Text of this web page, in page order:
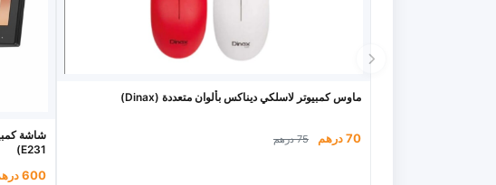
ماوس كمبيوتر لاسلكي ديناكس بألوان متعددة (Dinax)
70 درهم 75 درهم
E231)
600 درهم